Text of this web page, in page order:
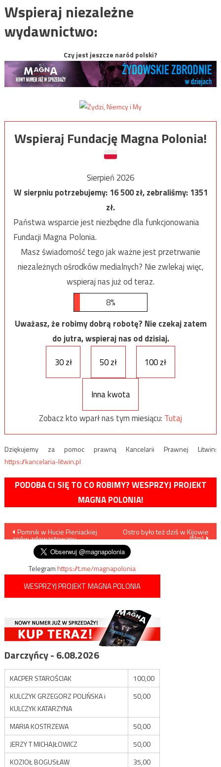
Wspieraj niezależne
wydawnictwo:
Czy jest jeszcze naród polski?
Wspieraj Fundację Magna Polonia!
Sierpień 2026
W sierpniu potrzebujemy:16 500zł, zebraliśmy:1351
zł.
Państwa wsparcie jest niezbędne dla funkcjonowania
Fundacji Magna Polonia.
Masz świadomość tego jak ważne jest przetrwanie
niezależnych ośrodków medialnych? Nie zwlekaj więc,
wspieraj nas już od teraz.
8%
Uważasz, że robimy dobrą robotę? Nie czekaj zatem
do jutra, wspieraj nas od dzisiaj.
30 zł
50 zł 100 zł
Inna kwota
Zobacz kto wparł nas tym miesiącu: Tutaj
Dziękujemy za pomoc prawną Kancelarii Prawnej Litwin:
https://kancelaria-litwin.pl
PODOBA CI SIĘ TO CO ROBIMY? WESPRZYJ PROJEKT
MAGNA POLONIA!
Nawigacja
wpisu
Pomnik w Hucie Pieniackiej
znów zdewastowany
Ostro było też dziś w Kijowie
(film)
Telegramhttps://t.me/magnapolonia
WESPRZYJ PROJEKT MAGNA POLONIA
Darczyńcy - 6.08.2026
KACPER STAROŚCIAK
100,00
KULCZYK GRZEGORZ POLIŃSKA i
KULCZYK KATARZYNA
50,00
MARIA KOSTRZEWA
50,00
JERZY T MICHAJŁOWICZ
50,00
KOZIOŁ BOGUSŁAW
35,00